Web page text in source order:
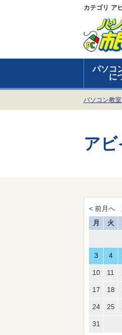
カテゴリ ア
パソコ
に
パソコン教
ア
< 前月へ
月 火
3 4
10 11
17 18
24 25
31